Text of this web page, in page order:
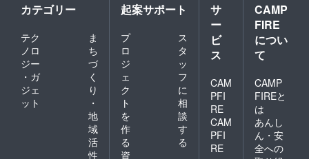
カテゴリー
テク
ノロ
ジー
・ガ
ジェ
ット
ま
ち
づ
く
り
・
地
域
活
性
起案サポート
プ
ロ
ジ
ェ
ク
ト
を
作
る
ス
タ
ッ
フ
に
相
談
す
る
資
サ
ー
ビ
ス
CAM
PFI
RE
CAM
PFI
RE
CAMP
FIRE
につい
て
CAMP
FIREと
は
あんし
ん・安
全への